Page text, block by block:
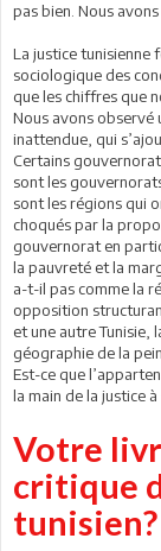
pas bien. Nous
La justice tunisienne
sociologique des
que les chiffres que
Nous avons observé
inattendue, qui
Certains
sont les
sont les régions qui
choqués par la
gouvernorat en
la pauvreté et la
a-t-il pas comme la
opposition
et une autre Tunisie,
géographie de la
Est-ce que
la main de la justice
Votre
critique
tunisien?